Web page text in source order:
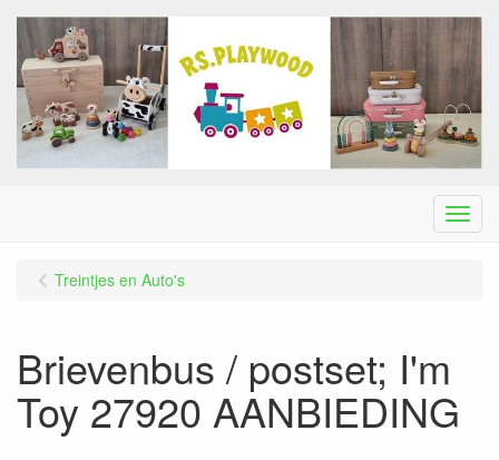
Menu
Treintjes en Auto's
Brievenbus / postset; I'm
Toy 27920 AANBIEDING